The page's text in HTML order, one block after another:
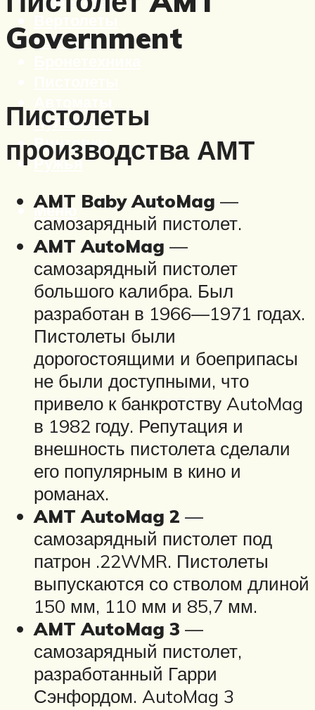
Корабли
Пулеметы
Винтовки
Ружья
Меню
Government
Пистолеты
производства АМТ
AMT Baby AutoMag —
самозарядный пистолет.
AMT AutoMag —
самозарядный пистолет
большого калибра. Был
разработан в 1966—1971 годах.
Пистолеты были
дорогостоящими и боеприпасы
не были доступными, что
привело к банкротству AutoMag
в 1982 году. Репутация и
внешность пистолета сделали
его популярным в кино и
романах.
AMT AutoMag 2 —
самозарядный пистолет под
патрон .22WMR. Пистолеты
выпускаются со стволом длиной
150 мм, 110 мм и 85,7 мм.
AMT AutoMag 3 —
самозарядный пистолет,
разработанный Гарри
Сэнфордом. AutoMag 3